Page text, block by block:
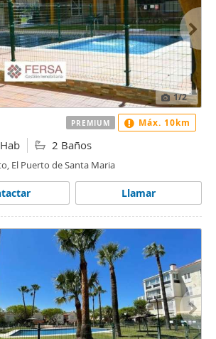
1/2
2 Baños
El Puerto de Santa Maria
Llamar
PREMIUM Máx. 10km